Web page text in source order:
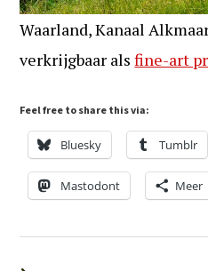
Waarland, Kanaal
verkrijgbaar alsfine-art
Feel free to share this via:
Bluesky Tumblr
Mastodont Meer